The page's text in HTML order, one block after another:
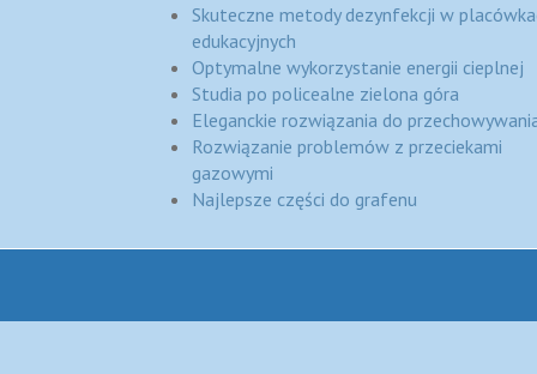
Skuteczne metody dezynfekcji w
edukacyjnych
Optymalne wykorzystanie energii cieplnej
Studia po policealne zielona góra
Eleganckie rozwiązania do
Rozwiązanie problemów z przeciekami
gazowymi
Najlepsze części do grafenu